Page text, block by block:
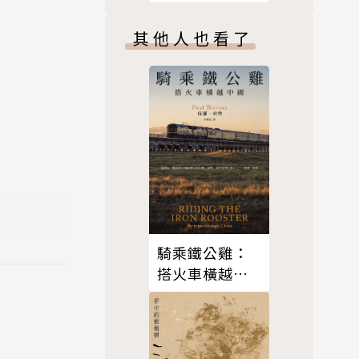
筧橋空
部長篇
於清代
斷》
正確童話經典
其他人也看了
騎乘鐵公雞：
搭火車橫越中
國（保羅‧索
魯旅遊經典改
版回歸）